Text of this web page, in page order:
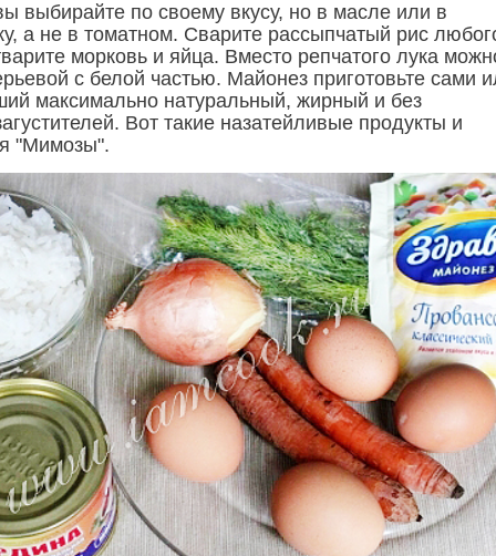
выбирайте по своему вкусу, но в масле или в
а не в томатном. Сварите рассыпчатый рис
морковь и яйца. Вместо репчатого лука
с белой частью. Майонез приготовьте сами
максимально натуральный, жирный и без
Вот такие назатейливые продукты и
"Мимозы".